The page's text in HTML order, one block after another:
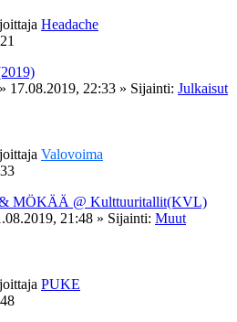
Headache
» 17.08.2019, 22:33 » Sijainti: Julkaisut
Valovoima
MÖKÄÄ @ Kulttuuritallit(KVL)
21:48 » Sijainti: Muut
PUKE